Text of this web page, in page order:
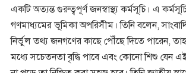
একটি অত্যন্ত গুরুত্বপূর্ণ জনস্বাস্থ্য কর্মসূচি। এ
গণমাধ্যমের ভূমিকা অপরিসীম। তিনি বলেন,
নির্ভুল তথ্য জনগণের কাছে পৌঁছে দিতে পারেন,
মধ্যে সচেতনতা বৃদ্ধি পাবে এবং কোনো শিশু যেন